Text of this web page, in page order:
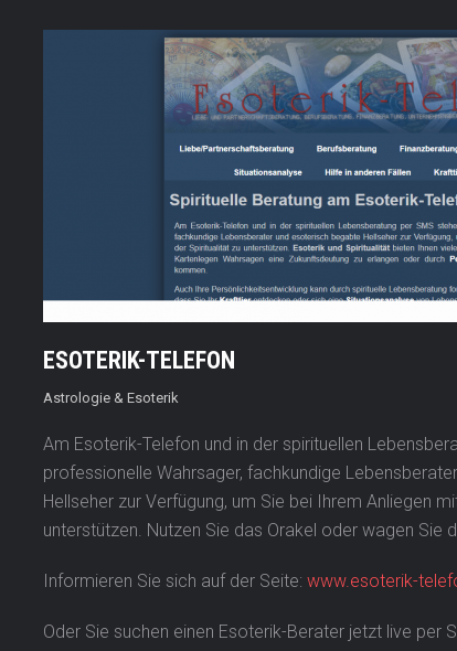
ESOTERIK-TELEFON
Astrologie & Esoterik
Am Esoterik-Telefon und in der spirituellen
professionelle Wahrsager, fachkundige
Hellseher zur Verfügung, um Sie bei Ihrem Anliegen
unterstützen. Nutzen Sie das Orakel oder wagen Sie
Informieren Sie sich auf der Seite: www.esoterik-
Oder Sie suchen einen Esoterik-Berater jetzt live per